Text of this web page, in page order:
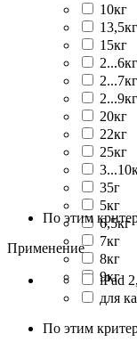
10кг
13,5кг
15кг
2...6кг
2...7кг
2...9кг
20кг
22кг
25кг
35г
5кг
6,5кг
7кг
8кг
9кг
По этим
Применение
iPad
для
По этим